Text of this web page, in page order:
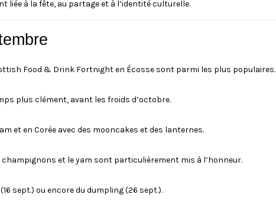
à la fête, au partage et à l’identité culturelle.
Food & Drink Fortnight en Écosse sont parmi les plus populaires.
plus clément, avant les froids d’octobre.
et en Corée avec des mooncakes et des lanternes.
et le yam sont particulièrement mis à l’honneur.
sept.) ou encore du dumpling (26 sept.).